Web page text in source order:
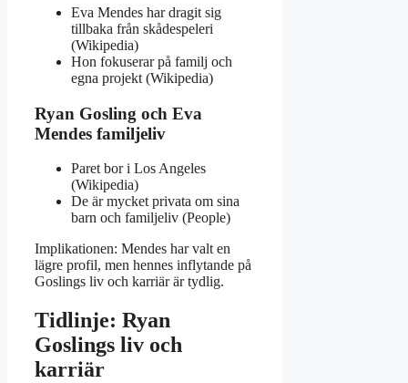
Eva Mendes har dragit sig
tillbaka från skådespeleri
(Wikipedia)
Hon fokuserar på familj och
egna projekt (Wikipedia)
Ryan Gosling och Eva
Mendes familjeliv
Paret bor i Los Angeles
(Wikipedia)
De är mycket privata om sina
barn och familjeliv (People)
Implikationen: Mendes har valt en
lägre profil, men hennes inflytande på
Goslings liv och karriär är tydlig.
Tidlinje: Ryan
Goslings liv och
karriär